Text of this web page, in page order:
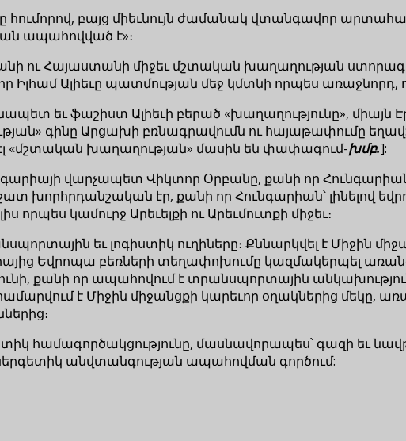
բայց միեւնույն ժամանակ վտանգավոր
ապահովված է»։
ու Հայաստանի միջեւ մշտական խաղաղության
Իլհամ Ալիեւը պատմության մեջ կմտնի որպես
եւ ֆաշիստ Ալիեւի բերած «խաղաղությունը», միայն
գինը Արցախի բռնագրավումն ու հայաթափումը
էլ «մշտական խաղաղության» մասին են փափագում-խմբ.]:
վարչապետ Վիկտոր Օրբանը, քանի որ Հունգարիան
խորհրդանշական էր, քանի որ Հունգարիան՝ լինելով
որպես կամուրջ Արեւելքի ու Արեւմուտքի միջեւ։
եւ լոգիստիկ ուղիները։ Քննարկվել է Միջին
Եվրոպա բեռների տեղափոխումը կազմակերպել
քանի որ ապահովում է տրանսպորտային
է Միջին միջանցքի կարեւոր օղակներից մեկը,
համագործակցությունը, մասնավորապես՝ գազի եւ
անվտանգության ապահովման գործում: